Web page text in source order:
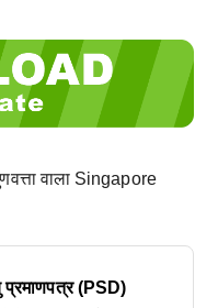
वाला Singapore
प्रमाणपत्र (PSD)